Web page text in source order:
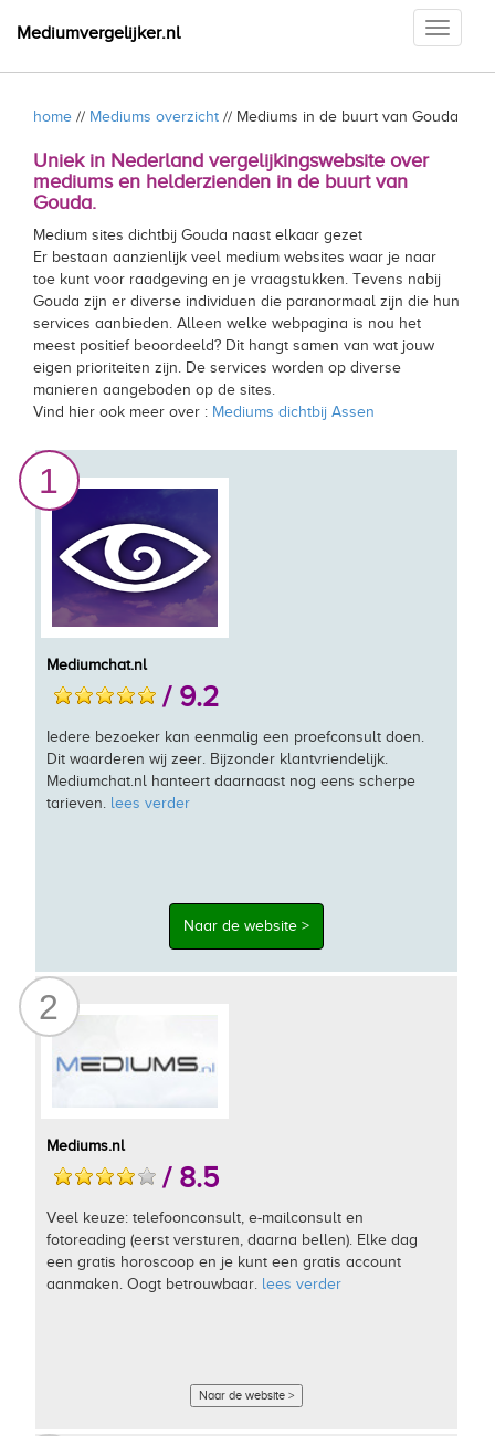
Toggle
Mediumvergelijker.nl
home // Mediums overzicht // Mediums in de buurt van Gouda
Uniek in Nederland vergelijkingswebsite over
mediums en helderzienden in de buurt van
Gouda.
Medium sites dichtbij Gouda naast elkaar gezet
Er bestaan aanzienlijk veel medium websites waar je naar
toe kunt voor raadgeving en je vraagstukken. Tevens nabij
Gouda zijn er diverse individuen die paranormaal zijn die hun
services aanbieden. Alleen welke webpagina is nou het
meest positief beoordeeld? Dit hangt samen van wat jouw
eigen prioriteiten zijn. De services worden op diverse
manieren aangeboden op de sites.
Vind hier ook meer over : Mediums dichtbij Assen
1
Mediumchat.nl
/ 9.2
Iedere bezoeker kan eenmalig een proefconsult doen.
Dit waarderen wij zeer. Bijzonder klantvriendelijk.
Mediumchat.nl hanteert daarnaast nog eens scherpe
tarieven. lees verder
Naar de website >
2
Mediums.nl
/ 8.5
Veel keuze: telefoonconsult, e-mailconsult en
fotoreading (eerst versturen, daarna bellen). Elke dag
een gratis horoscoop en je kunt een gratis account
aanmaken. Oogt betrouwbaar. lees verder
Naar de website >